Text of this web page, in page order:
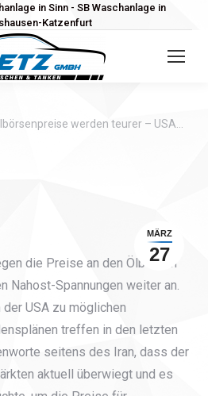
in Sinn - SB Waschanlage in
Katzenfurt
werden teurer – USA…
MÄRZ
27
die Preise an den Ölbörsen
Nahost-Spannungen weiter an.
USA zu möglichen
treffen in den letzten
seitens des Iran, dass der
aktuell überwiegt und es